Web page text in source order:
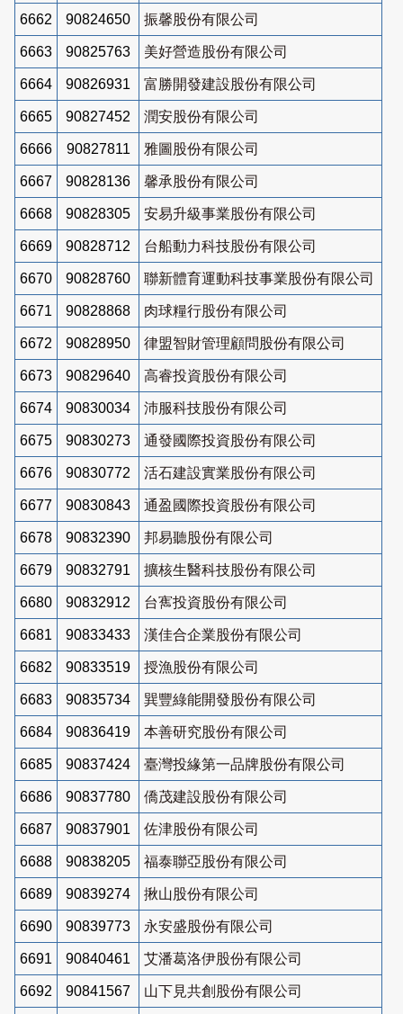
6662 90824650 振馨股份有限公司
6663 90825763 美好營造股份有限公司
6664 90826931 富勝開發建設股份有限公司
6665 90827452 潤安股份有限公司
6666 90827811 雅圖股份有限公司
6667 90828136 馨承股份有限公司
6668 90828305 安易升級事業股份有限公司
6669 90828712 台船動力科技股份有限公司
6670 90828760 聯新體育運動科技事業股份有限公司
6671 90828868 肉球糧行股份有限公司
6672 90828950 律盟智財管理顧問股份有限公司
6673 90829640 高睿投資股份有限公司
6674 90830034 沛服科技股份有限公司
6675 90830273 通發國際投資股份有限公司
6676 90830772 活石建設實業股份有限公司
6677 90830843 通盈國際投資股份有限公司
6678 90832390 邦易聽股份有限公司
6679 90832791 擴核生醫科技股份有限公司
6680 90832912 台寯投資股份有限公司
6681 90833433 漢佳合企業股份有限公司
6682 90833519 授漁股份有限公司
6683 90835734 巽豐綠能開發股份有限公司
6684 90836419 本善研究股份有限公司
6685 90837424 臺灣投緣第一品牌股份有限公司
6686 90837780 僑茂建設股份有限公司
6687 90837901 佐津股份有限公司
6688 90838205 福泰聯亞股份有限公司
6689 90839274 揪山股份有限公司
6690 90839773 永安盛股份有限公司
6691 90840461 艾潘葛洛伊股份有限公司
6692 90841567 山下見共創股份有限公司